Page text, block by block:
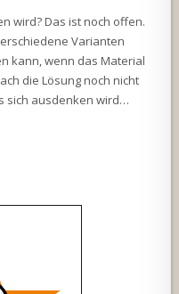
wird? Das ist noch offen.
Varianten
kann, wenn das Material
die Lösung noch nicht
sich ausdenken wird…